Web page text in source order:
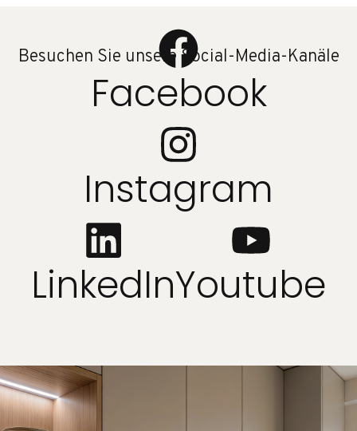
Besuchen Sie unsere Social-Media-Kanäle
Facebook
Instagram
LinkedInYoutube